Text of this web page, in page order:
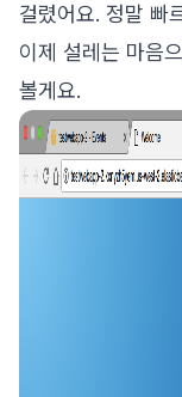
걸렸어요. 정말 빠
이제 설레는 마음
볼게요.